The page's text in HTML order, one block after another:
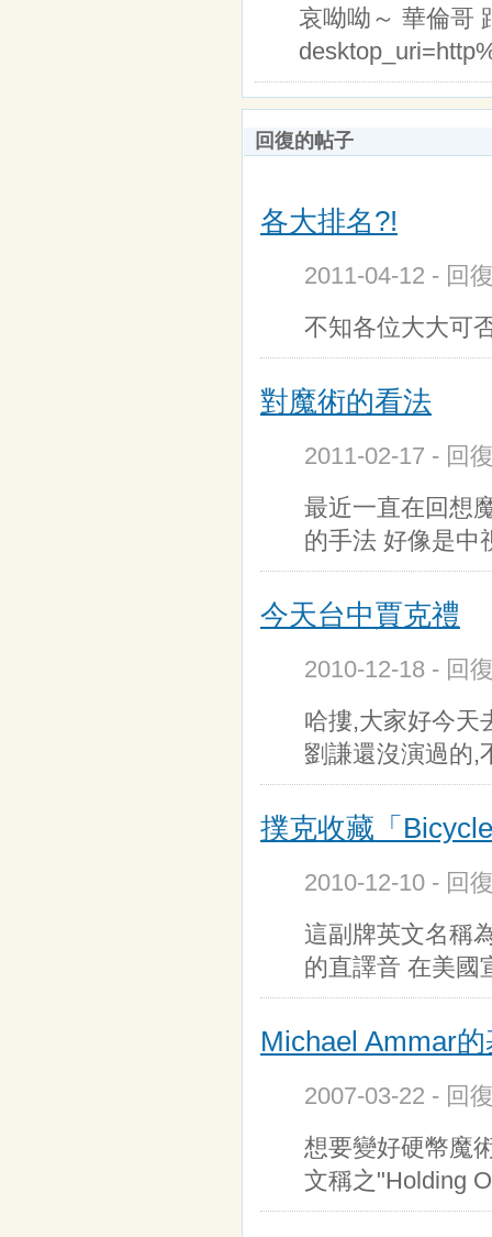
哀呦呦～ 華倫哥
回復的帖子
各大排名?!
2011-04-12 - 回
不知各位大大可
對魔術的看法
2011-02-17 - 回
最近一直在回想
的手法 好像是中
今天台中賈克禮
2010-12-18 - 回
哈摟,大家好今天
劉謙還沒演過的,
撲克收藏「
2010-12-10 - 回
這副牌英文名稱
的直譯音 在美國
Michael Ammar
2007-03-22 - 回
想要變好硬幣魔
文稱之"Holding